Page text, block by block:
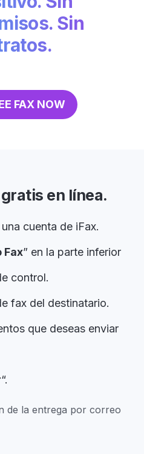
Sin
FAX NOW
en línea.
cuenta de iFax.
Fax” en la parte inferior
control.
fax del destinatario.
que deseas enviar
“.
de la entrega por correo